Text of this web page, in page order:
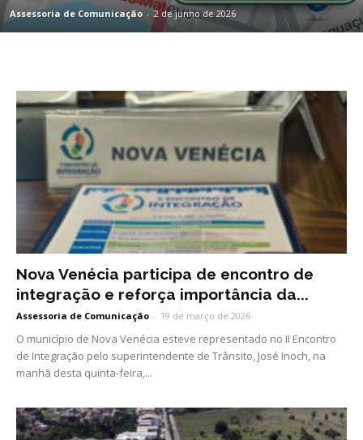
Assessoria de Comunicação - 2 de junho de 2026
Nova Venécia participa de encontro de
integração e reforça importância da...
Assessoria de Comunicação - 19 de março de 2026
O município de Nova Venécia esteve representado no II Encontro
de Integração pelo superintendente de Trânsito, José Inoch, na
manhã desta quinta-feira,...